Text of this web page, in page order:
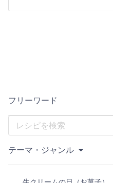
フリーワード
テーマ・ジャンル